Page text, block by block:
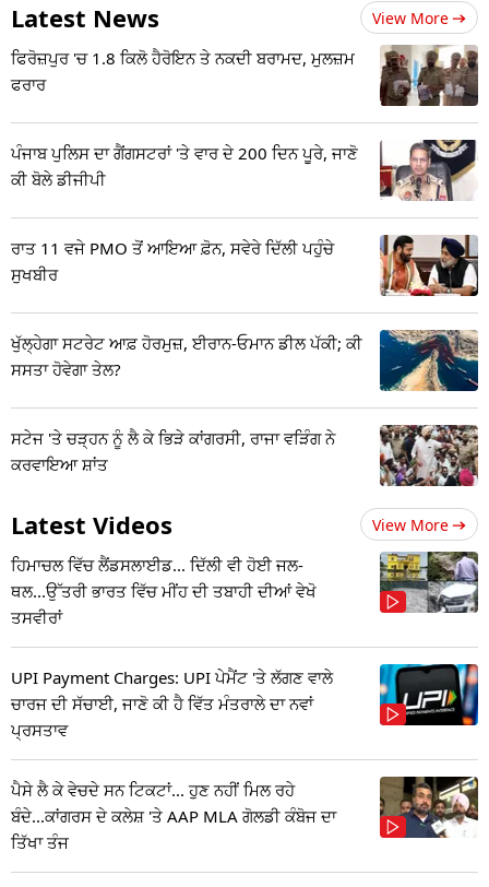
Latest News View More
ਫਿਰੋਜ਼ਪੁਰ 'ਚ 1.8 ਕਿਲੋ ਹੈਰੋਇਨ ਤੇ ਨਕਦੀ ਬਰਾਮਦ, ਮੁਲਜ਼ਮ
ਫਰਾਰ
ਪੰਜਾਬ ਪੁਲਿਸ ਦਾ ਗੈਂਗਸਟਰਾਂ 'ਤੇ ਵਾਰ ਦੇ 200 ਦਿਨ ਪੂਰੇ, ਜਾਣੋ
ਕੀ ਬੋਲੇ ਡੀਜੀਪੀ
ਰਾਤ 11 ਵਜੇ PMO ਤੋਂ ਆਇਆ ਫ਼ੋਨ, ਸਵੇਰੇ ਦਿੱਲੀ ਪਹੁੰਚੇ
ਸੁਖਬੀਰ
ਖੁੱਲ੍ਹੇਗਾ ਸਟਰੇਟ ਆਫ਼ ਹੋਰਮੁਜ਼, ਈਰਾਨ-ਓਮਾਨ ਡੀਲ ਪੱਕੀ; ਕੀ
ਸਸਤਾ ਹੋਵੇਗਾ ਤੇਲ?
ਸਟੇਜ 'ਤੇ ਚੜ੍ਹਨ ਨੂੰ ਲੈ ਕੇ ਭਿੜੇ ਕਾਂਗਰਸੀ, ਰਾਜਾ ਵੜਿੰਗ ਨੇ
ਕਰਵਾਇਆ ਸ਼ਾਂਤ
Latest Videos View More
ਹਿਮਾਚਲ ਵਿੱਚ ਲੈਂਡਸਲਾਈਡ... ਦਿੱਲੀ ਵੀ ਹੋਈ ਜਲ-
ਥਲ...ਉੱਤਰੀ ਭਾਰਤ ਵਿੱਚ ਮੀਂਹ ਦੀ ਤਬਾਹੀ ਦੀਆਂ ਵੇਖੋ
ਤਸਵੀਰਾਂ
UPI Payment Charges: UPI ਪੇਮੈਂਟ 'ਤੇ ਲੱਗਣ ਵਾਲੇ
ਚਾਰਜ ਦੀ ਸੱਚਾਈ, ਜਾਣੋ ਕੀ ਹੈ ਵਿੱਤ ਮੰਤਰਾਲੇ ਦਾ ਨਵਾਂ
ਪ੍ਰਸਤਾਵ
ਪੈਸੇ ਲੈ ਕੇ ਵੇਚਦੇ ਸਨ ਟਿਕਟਾਂ... ਹੁਣ ਨਹੀਂ ਮਿਲ ਰਹੇ
ਬੰਦੇ...ਕਾਂਗਰਸ ਦੇ ਕਲੇਸ਼ 'ਤੇ AAP MLA ਗੋਲਡੀ ਕੰਬੋਜ ਦਾ
ਤਿੱਖਾ ਤੰਜ